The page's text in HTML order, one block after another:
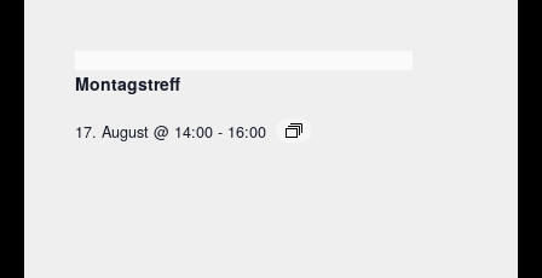
Montagstreff
17. August @ 14:00 - 16:00